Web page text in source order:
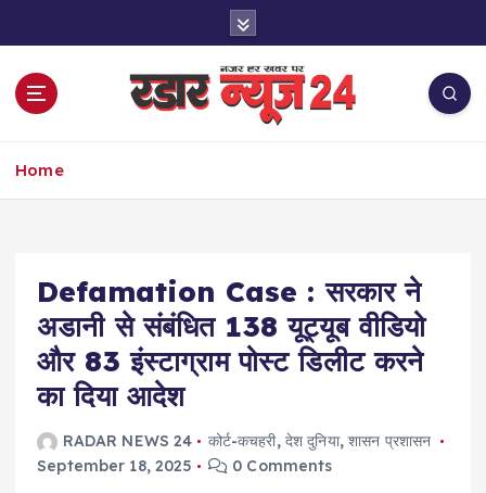
Home
Defamation Case : सरकार ने
अडानी से संबंधित 138 यूट्यूब वीडियो
और 83 इंस्टाग्राम पोस्ट डिलीट करने
का दिया आदेश
RADAR NEWS 24 कोर्ट-कचहरी, देश दुनिया,शासन प्रशासन
September 18, 2025
0 Comments